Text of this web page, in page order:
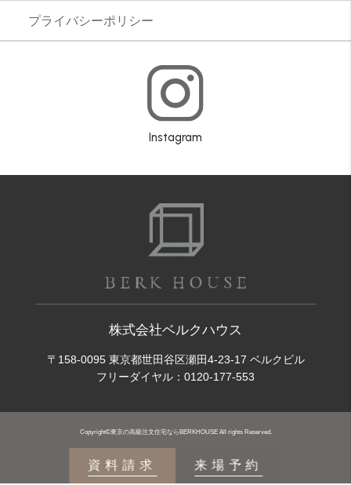
資料請求 来場予約
プライバシーポリシー
Instagram
株式会社ベルクハウス
〒158-0095 東京都世田谷区瀬田4-23-17 ベルクビル
フリーダイヤル： 0120-177-553
Copyright©東京の高級注文住宅ならBERKHOUSE All rights Reserved.